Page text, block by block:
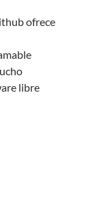
ofrece
libre